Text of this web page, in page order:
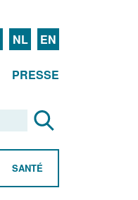
NL EN
PRESSE
SANTÉ